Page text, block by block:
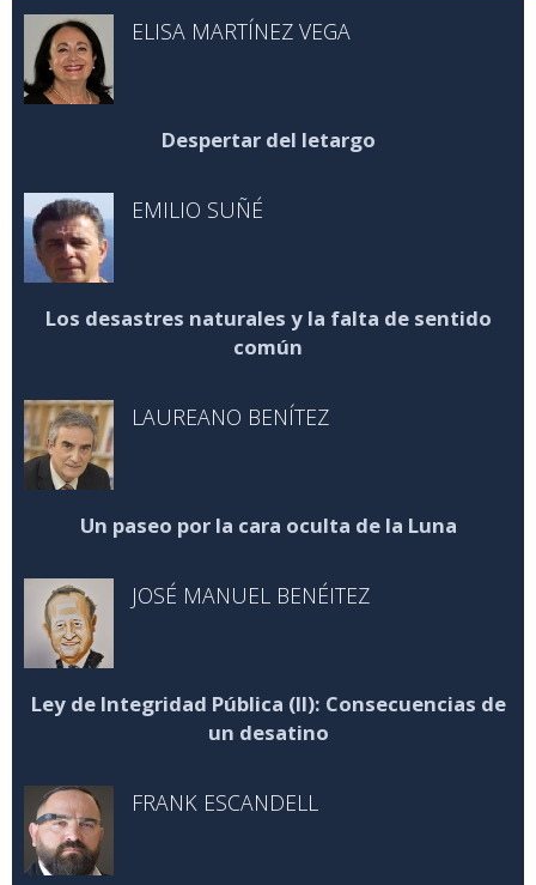
ELISA MARTÍNEZ VEGA
Despertar del letargo
EMILIO SUÑÉ
Los desastres naturales y la falta de sentido
común
LAUREANO BENÍTEZ
Un paseo por la cara oculta de la Luna
JOSÉ MANUEL BENÉITEZ
Ley de Integridad Pública (II): Consecuencias de
un desatino
FRANK ESCANDELL